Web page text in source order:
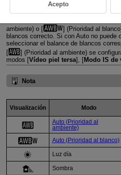
ambiente) o [
] (Prioridad al
blancos correcto. Si con Auto no puede
seleccionar el balance de blancos
[
] (Prioridad al ambiente) se
modos [Vídeo piel tersa], [Modo IS de
Nota
Visualización
Modo
Auto (Prioridad al
ambiente)
Auto (Prioridad al blanco)
Luz día
Sombra
Acepto